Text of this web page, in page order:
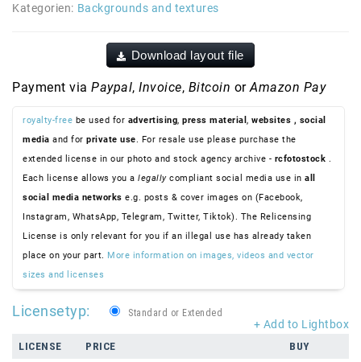
Kategorien: Backgrounds and textures
Download layout file
Payment via Paypal, Invoice, Bitcoin or Amazon Pay
royalty-free be used for advertising, press material , websites , social
media and for private use . For resale use please purchase the
extended license in our photo and stock agency archive - rcfotostock
Each license allows you a legallycompliant social media use in all
social media networks e.g. posts & cover images on (Facebook,
Instagram, WhatsApp, Telegram, Twitter, Tiktok). The Relicensing
License is only relevant for you if an illegal use has already taken
place on your part. More information on images, videos and vector
sizes and licenses
+ Add to Lightbox
Licensetyp: Standard or Extended
LICENSE PRICE
BUY